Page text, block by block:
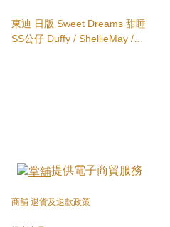
東迪 日版 Sweet Dreams 甜睡
SS公仔 Duffy / ShellieMay /
提供電子商貿服務
商舖 退貨及退款政策